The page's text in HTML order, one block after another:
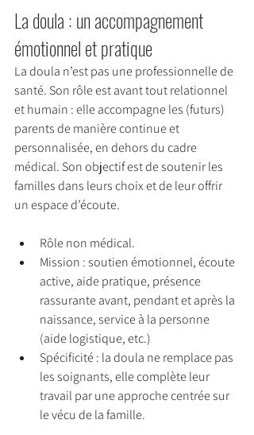
La doula : un accompagnement
émotionnel et pratique
La doula n’est pas une professionnelle de
santé. Son rôle est avant tout relationnel
et humain : elle accompagne les (futurs)
parents de manière continue et
personnalisée, en dehors du cadre
médical. Son objectif est de soutenir les
familles dans leurs choix et de leur offrir
un espace d’écoute.
Rôle non médical.
Mission : soutien émotionnel, écoute
active, aide pratique, présence
rassurante avant, pendant et après la
naissance, service à la personne
(aide logistique, etc.)
Spécificité : la doula ne remplace pas
les soignants, elle complète leur
travail par une approche centrée sur
le vécu de la famille.